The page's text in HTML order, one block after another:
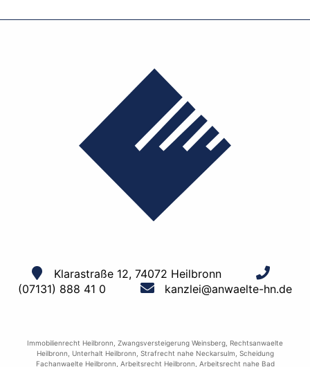
Klarastraße 12, 74072 Heilbronn
(07131) 888 41 0
kanzlei@anwaelte-hn.de
Immobilienrecht Heilbronn Zwangsversteigerung Weinsberg Rechtsanwaelte
Heilbronn
Unterhalt Heilbronn Strafrecht nahe Neckarsulm Scheidung
Fachanwaelte Heilbronn Arbeitsrecht Heilbronn Arbeitsrecht nahe Bad